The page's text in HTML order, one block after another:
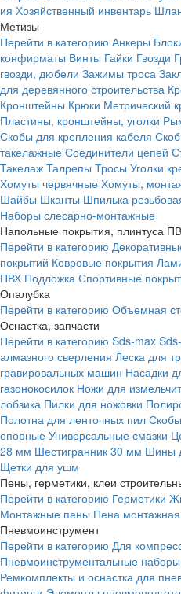
ия Хозяйственный инвентарь
Метизы
Перейти в категорию Анкеры
конфирматы Винты Гайки Гвозди
гвозди, дюбели Зажимы троса
для деревянного строительства
Кронштейны Крюки Метрический
Пластины, кронштейны, уголки
Скобы для крепления кабеля
такелажные Соединители цепей
Такелаж Талрепы Тросы Уголки
Хомуты червячные Хомуты,
Шайбы Шканты Шпилька
Наборы слесарно-монтажные
Напольные покрытия, плинтуса
Перейти в категорию
покрытий Ковровые покрытия
ПВХ Подложка Спортивные
Опалубка
Перейти в категорию Объемная
Оснастка, запчасти
Перейти в категорию Sds-max
алмазного сверления Леска для
гравировальных машин Насадки
газонокосилок Ножи для
лобзика Пилки для ножовки
Полотна для ленточных пил
опорные Универсальные смазки
28 мм Шестигранник 30 мм Шины
Щетки для ушм
Пены, герметики, клеи
Перейти в категорию Герметики
Монтажные пены Пена монтажная
Пневмоинструмент
Перейти в категорию Для
Пневмоинструментальные
Ремкомплекты и оснастка для